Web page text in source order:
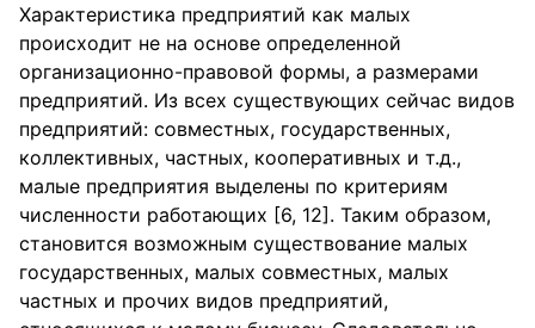
Характеристика предприятий как малых
происходит не на основе определенной
организационно-правовой формы, а размерами
предприятий. Из всех существующих сейчас видов
предприятий: совместных, государственных,
коллективных, частных, кооперативных и т.д.,
малые предприятия выделены по критериям
численности работающих [6, 12]. Таким образом,
становится возможным существование малых
государственных, малых совместных, малых
частных и прочих видов предприятий,